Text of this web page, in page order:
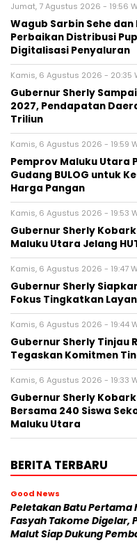
Jumat, 7 Agustus 2026 - 19:56
Wagub Sarbin Sehe dan
Perbaikan Distribusi
Digitalisasi Penyaluran
Kamis, 6 Agustus 2026 - 20:35
Gubernur Sherly
2027, Pendapatan
Triliun
Kamis, 6 Agustus 2026 - 19:59
Pemprov Maluku Utara
Gudang BULOG untuk
Harga Pangan
Kamis, 6 Agustus 2026 - 19:53
Gubernur Sherly
Maluku Utara Jelang
Kamis, 6 Agustus 2026 - 19:47
Gubernur Sherly
Fokus Tingkatkan
Kamis, 6 Agustus 2026 - 19:44
Gubernur Sherly Tinjau
Tegaskan Komitmen
Kamis, 6 Agustus 2026 - 19:33
Gubernur Sherly
Bersama 240 Siswa
Maluku Utara
BERITA TERBARU
Good News
Peletakan Batu Pertama
Fasyah Takome Digelar,
Malut Siap Dukung